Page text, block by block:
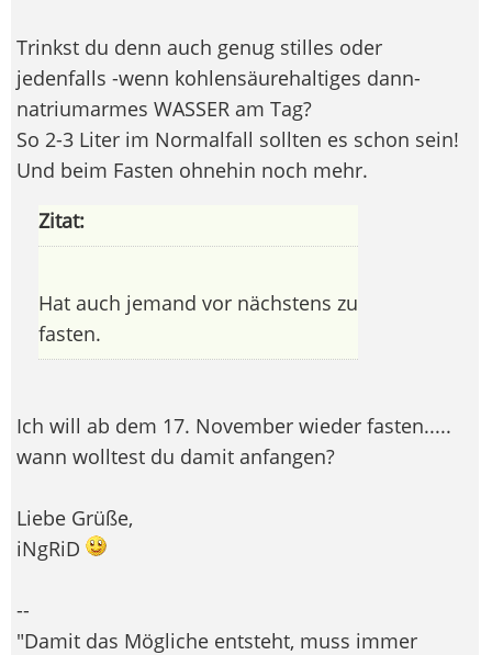
Trinkst du denn auch genug stilles oder
jedenfalls -wenn kohlensäurehaltiges dann-
natriumarmes WASSER am Tag?
So 2-3 Liter im Normalfall sollten es schon sein!
Und beim Fasten ohnehin noch mehr.
Zitat:
Hat auch jemand vor nächstens zu
fasten.
Ich will ab dem 17. November wieder fasten.....
wann wolltest du damit anfangen?
Liebe Grüße,
iNgRiD
--
"Damit das Mögliche entsteht, muss immer